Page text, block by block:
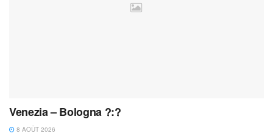
Venezia – Bologna ?:?
8 AOÛT 2026